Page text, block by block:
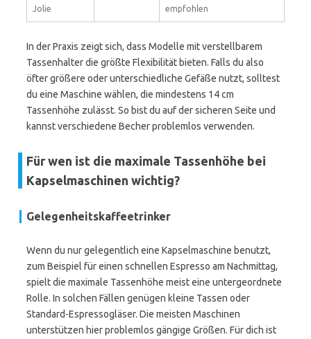
Jolie
empfohlen
In der Praxis zeigt sich, dass Modelle mit verstellbarem
Tassenhalter die größte Flexibilität bieten. Falls du also
öfter größere oder unterschiedliche Gefäße nutzt, solltest
du eine Maschine wählen, die mindestens 14 cm
Tassenhöhe zulässt. So bist du auf der sicheren Seite und
kannst verschiedene Becher problemlos verwenden.
Für wen ist die maximale Tassenhöhe bei
Kapselmaschinen wichtig?
Gelegenheitskaffeetrinker
Wenn du nur gelegentlich eine Kapselmaschine benutzt,
zum Beispiel für einen schnellen Espresso am Nachmittag,
spielt die maximale Tassenhöhe meist eine untergeordnete
Rolle. In solchen Fällen genügen kleine Tassen oder
Standard-Espressogläser. Die meisten Maschinen
unterstützen hier problemlos gängige Größen. Für dich ist